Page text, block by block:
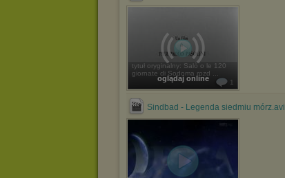
oglądaj online
tytuł oryginalny: Salò o le 120
giornate di Sodoma rozd ...
1
Sindbad - Legenda siedmiu mórz.avi